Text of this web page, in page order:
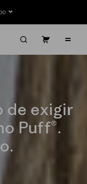
Carrito
de exigir
Puff®.